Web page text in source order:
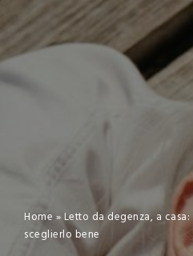
Home »Letto da degenza, a
sceglierlo bene